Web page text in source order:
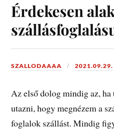
Érdekesen
SZALLODAAAA 2021.09.29.
Az első dolog mindig az,
utazni, hogy megnézem a
foglalok szállást. Mindig